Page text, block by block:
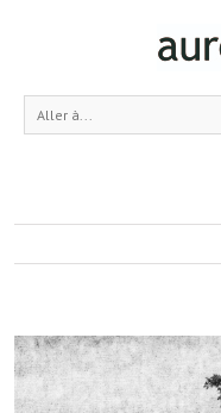
Aller à...